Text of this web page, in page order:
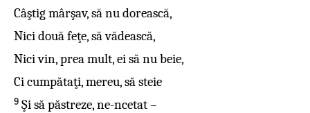
Câştig mârşav, să nu dorească,
Nici două feţe, să vădească,
Nici vin, prea mult, ei să nu beie,
Ci cumpătaţi, mereu, să steie
9 Şi să păstreze, ne-ncetat –